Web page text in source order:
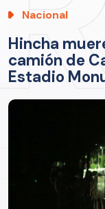
Nacional
Hincha
camión de
Estadio